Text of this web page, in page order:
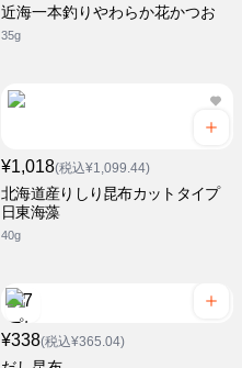
近海一本釣りやわらか花かつお
35g
¥1,018(税込¥1,099.44)
北海道産りしり昆布カットタイプ
日東海藻
40g
¥338(税込¥365.04)